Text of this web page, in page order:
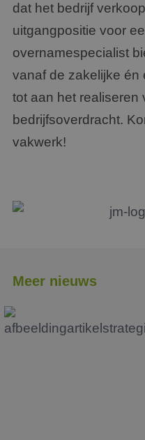
dat het bedrijf
uitgangpositie voor
overnamespecialist
vanaf de zakelijke én
tot aan het realiseren
bedrijfsoverdracht.
vakwerk!
Meer nieuws